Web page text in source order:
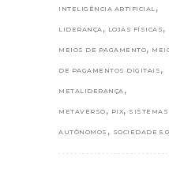
INTELIGÊNCIA ARTIFICIAL ,
LIDERANÇA , LOJAS FÍSICAS ,
MEIOS DE PAGAMENTO,
DE PAGAMENTOS DIGITAIS ,
METALIDERANÇA ,
METAVERSO , PIX, SISTEMAS
AUTÔNOMOS , SOCIEDADE 5.0